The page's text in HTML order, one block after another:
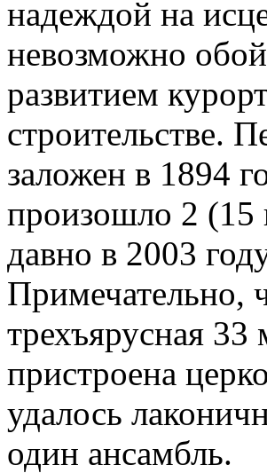
надеждой на
невозможно
развитием
строительстве.
заложен в 1894
произошло 2 (15
давно в 2003
Примечательно,
трехъярусная 33
пристроена
удалось
один ансамбль.